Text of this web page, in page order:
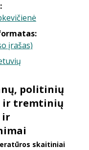
įrašas)
politinių
ir tremtinių
ir
skaitiniai